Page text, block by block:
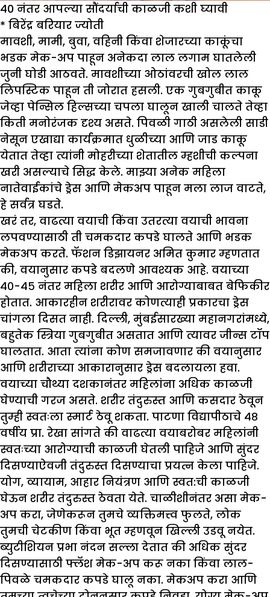
40 नंतर आपल्या सौंदर्याची काळजी कशी घ्यावी
* बिरेंद्र बरियार ज्योती
मावशी, मामी, बुवा, वहिनी किंवा शेजारच्या काकूंचा
भडक मेक-अप पाहून अनेकदा लाल लगाम घातलेली
जुनी घोडी आठवते. मावशीच्या ओठांवरची खोल लाल
लिपस्टिक पाहून ती जोरात हसली. एक गुबगुबीत काकू
जेव्हा पेन्सिल हिल्सच्या चपला घालून खाली चालते तेव्हा
किती मनोरंजक दृश्य असते. पिवळी गाठी असलेली साडी
नेसून एखाद्या कार्यक्रमात धुळीच्या आणि जाड काकू
येतात तेव्हा त्यांनी मोहरीच्या शेतातील म्हशीची कल्पना
खरी असल्याचे सिद्ध केले. माझ्या अनेक महिला
नातेवाईकांचे ड्रेस आणि मेकअप पाहून मला लाज वाटते,
हे सर्वत्र घडते.
खरं तर, वाढत्या वयाची किंवा उतरत्या वयाची भावना
लपवण्यासाठी ती चमकदार कपडे घालते आणि भडक
मेकअप करते. फॅशन डिझायनर अमित कुमार म्हणतात
की, वयानुसार कपडे बदलणे आवश्यक आहे. वयाच्या
४०-४५ नंतर महिला शरीर आणि आरोग्याबाबत बेफिकीर
होतात. आकारहीन शरीरावर कोणत्याही प्रकारचा ड्रेस
चांगला दिसत नाही. दिल्ली, मुंबईसारख्या महानगरांमध्ये,
बहुतेक स्त्रिया गुबगुबीत असतात आणि त्यावर जीन्स टॉप
घालतात. आता त्यांना कोण समजावणार की वयानुसार
आणि शरीराच्या आकारानुसार ड्रेस बदलायला हवा.
वयाच्या चौथ्या दशकानंतर महिलांना अधिक काळजी
घेण्याची गरज असते. शरीर तंदुरुस्त आणि कसदार ठेवून
तुम्ही स्वतःला स्मार्ट ठेवू शकता. पाटणा विद्यापीठाचे ४८
वर्षीय प्रा. रेखा सांगते की वाढत्या वयाबरोबर महिलांनी
स्वतःच्या आरोग्याची काळजी घेतली पाहिजे आणि सुंदर
दिसण्याऐवजी तंदुरुस्त दिसण्याचा प्रयत्न केला पाहिजे.
योग, व्यायाम, आहार नियंत्रण आणि स्वत:ची काळजी
घेऊन शरीर तंदुरुस्त ठेवता येते. चाळीशीनंतर असा मेक-
अप करा, जेणेकरून तुमचे व्यक्तिमत्त्व फुलते, लोक
तुमची चेटकीण किंवा भूत म्हणवून खिल्ली उडवू नयेत.
ब्युटीशियन प्रभा नंदन सल्ला देतात की अधिक सुंदर
दिसण्यासाठी फ्लॅश मेक-अप करू नका किंवा लाल-
पिवळे चमकदार कपडे घालू नका. मेकअप करा आणि